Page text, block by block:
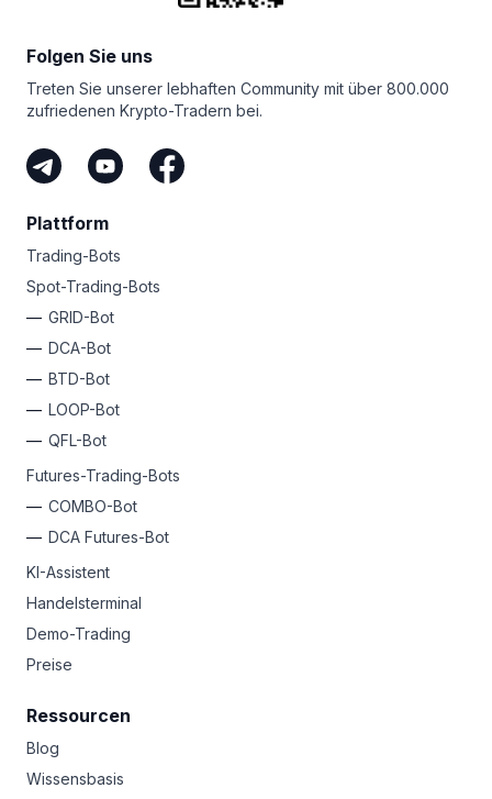
Folgen Sie uns
Treten Sie unserer lebhaften Community mit über 800.000
zufriedenen Krypto-Tradern bei.
Plattform
Trading-Bots
Spot-Trading-Bots
GRID-Bot
DCA-Bot
BTD-Bot
LOOP-Bot
QFL-Bot
Futures-Trading-Bots
COMBO-Bot
DCA Futures-Bot
KI-Assistent
Handelsterminal
Demo-Trading
Preise
Ressourcen
Blog
Wissensbasis